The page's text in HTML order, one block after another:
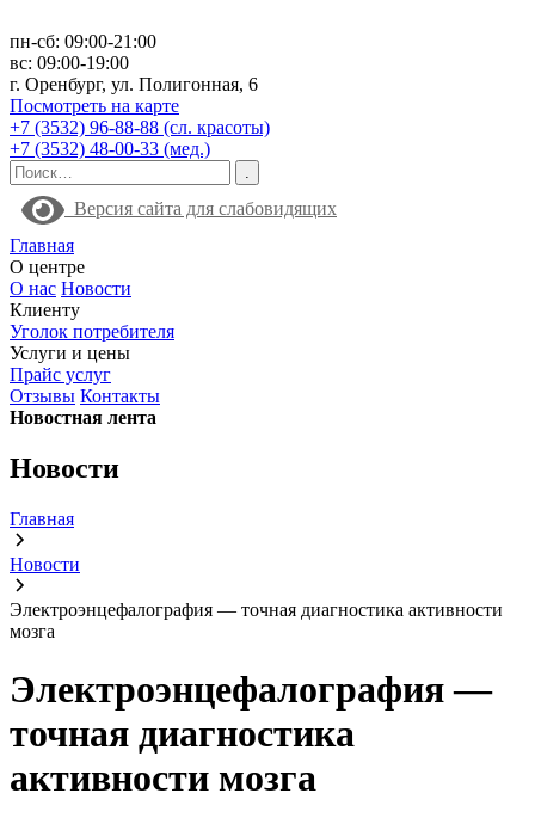
пн-сб: 09:00-21:00
вс: 09:00-19:00
г. Оренбург, ул. Полигонная, 6
Посмотреть на карте
+7 (3532) 96-88-88 (сл. красоты)
+7 (3532) 48-00-33 (мед.)
Версия сайта для слабовидящих
Главная
О центре
О нас Новости
Клиенту
Уголок потребителя
Услуги и цены
Прайс услуг
Отзывы Контакты
Новостная лента
Новости
Главная
Новости
Электроэнцефалография — точная диагностика активности
мозга
Электроэнцефалография —
точная диагностика
активности мозга